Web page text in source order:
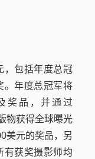
，包括年度总冠
。年度总冠军将
奖品，并通过
物获得全球曝光
美元的奖品，另
有获奖摄影师均